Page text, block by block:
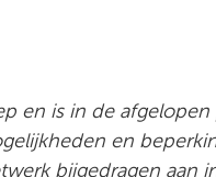
en is in de
en
bijgedragen aan